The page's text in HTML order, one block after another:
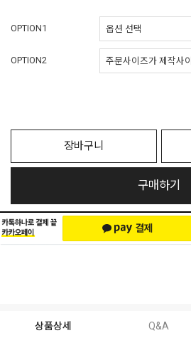
OPTION1
OPTION2
장바구니
구매하기
상품상세 Q&A